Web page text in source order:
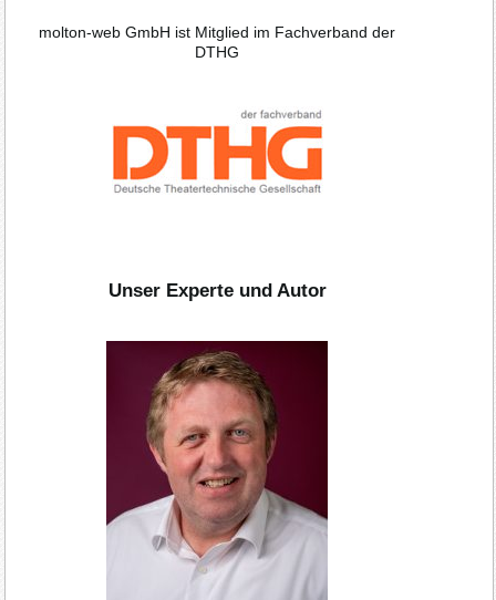
molton-web GmbH ist Mitglied im Fachverband der
DTHG
Unser Experte und Autor